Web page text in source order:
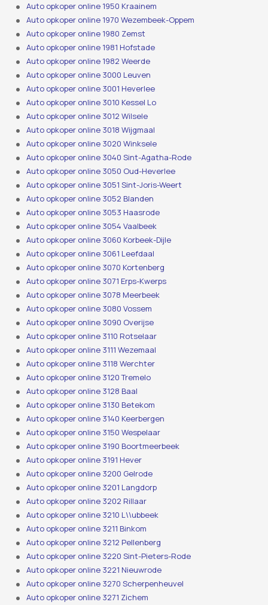
Auto opkoper online 1950 Kraainem
Auto opkoper online 1970 Wezembeek-Oppem
Auto opkoper online 1980 Zemst
Auto opkoper online 1981 Hofstade
Auto opkoper online 1982 Weerde
Auto opkoper online 3000 Leuven
Auto opkoper online 3001 Heverlee
Auto opkoper online 3010 Kessel Lo
Auto opkoper online 3012 Wilsele
Auto opkoper online 3018 Wijgmaal
Auto opkoper online 3020 Winksele
Auto opkoper online 3040 Sint-Agatha-Rode
Auto opkoper online 3050 Oud-Heverlee
Auto opkoper online 3051 Sint-Joris-Weert
Auto opkoper online 3052 Blanden
Auto opkoper online 3053 Haasrode
Auto opkoper online 3054 Vaalbeek
Auto opkoper online 3060 Korbeek-Dijle
Auto opkoper online 3061 Leefdaal
Auto opkoper online 3070 Kortenberg
Auto opkoper online 3071 Erps-Kwerps
Auto opkoper online 3078 Meerbeek
Auto opkoper online 3080 Vossem
Auto opkoper online 3090 Overijse
Auto opkoper online 3110 Rotselaar
Auto opkoper online 3111 Wezemaal
Auto opkoper online 3118 Werchter
Auto opkoper online 3120 Tremelo
Auto opkoper online 3128 Baal
Auto opkoper online 3130 Betekom
Auto opkoper online 3140 Keerbergen
Auto opkoper online 3150 Wespelaar
Auto opkoper online 3190 Boortmeerbeek
Auto opkoper online 3191 Hever
Auto opkoper online 3200 Gelrode
Auto opkoper online 3201 Langdorp
Auto opkoper online 3202 Rillaar
Auto opkoper online 3210 L\\ubbeek
Auto opkoper online 3211 Binkom
Auto opkoper online 3212 Pellenberg
Auto opkoper online 3220 Sint-Pieters-Rode
Auto opkoper online 3221 Nieuwrode
Auto opkoper online 3270 Scherpenheuvel
Auto opkoper online 3271 Zichem